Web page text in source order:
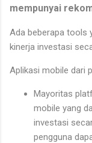
mempunyai
Ada beberapa tools
kinerja investasi
Aplikasi mobile dari
Mayoritas
mobile yang
investasi
pengguna